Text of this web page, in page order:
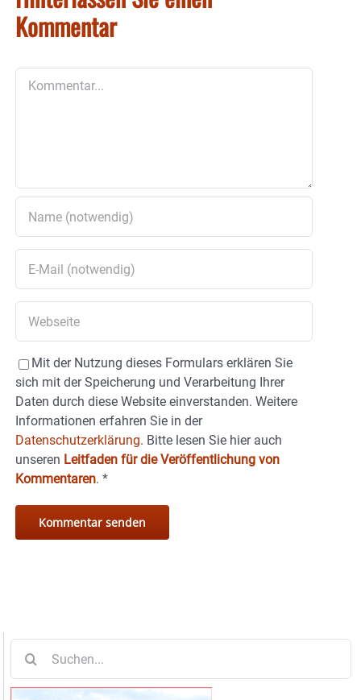
Kommentar
Mit der Nutzung dieses Formulars erklären Sie
sich mit der Speicherung und Verarbeitung Ihrer
Daten durch diese Website einverstanden. Weitere
Informationen erfahren Sie in der
Datenschutzerklärung. Bitte lesen Sie hier auch
unseren Leitfaden für die Veröffentlichung von
Kommentaren. *
nach: